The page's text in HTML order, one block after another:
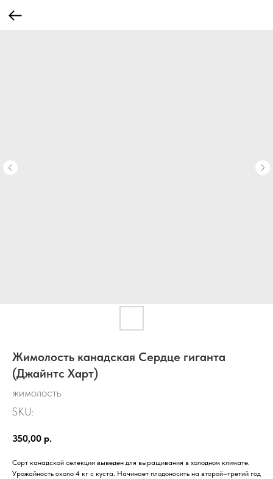
Жимолость канадская Сердце гиганта
(Джайнтс Харт)
жимолость
SKU:
350,00 р.
Сорт канадской селекции выведен для выращивания в холодном климате.
Урожайность около 4 кг с куста. Начинает плодоносить на второй–третий год